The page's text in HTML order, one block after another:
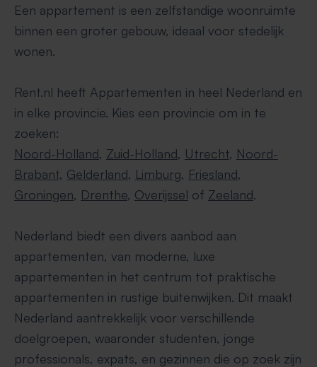
Een appartement is een zelfstandige woonruimte
binnen een groter gebouw, ideaal voor stedelijk
wonen.
Rent.nl heeft Appartementen in heel Nederland en
in elke provincie. Kies een provincie om in te
zoeken:
Noord-Holland, Zuid-Holland, Utrecht, Noord-
Brabant, Gelderland, Limburg, Friesland,
Groningen, Drenthe, Overijssel of Zeeland.
Nederland biedt een divers aanbod aan
appartementen, van moderne, luxe
appartementen in het centrum tot praktische
appartementen in rustige buitenwijken. Dit maakt
Nederland aantrekkelijk voor verschillende
doelgroepen, waaronder studenten, jonge
professionals, expats, en gezinnen die op zoek zijn